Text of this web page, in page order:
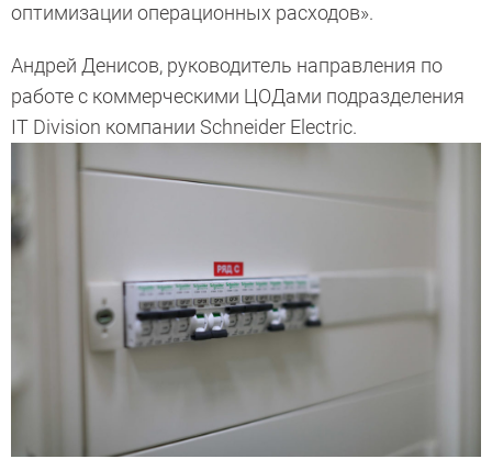
оптимизации операционных расходов».
Андрей Денисов, руководитель направления по
работе с коммерческими ЦОДами подразделения
IT Division компании Schneider Electric.